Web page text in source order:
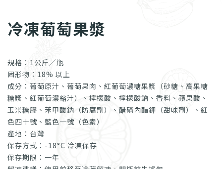
冷凍葡萄果漿
規格：1公斤／瓶
固形物：18% 以上
成分：葡萄原汁、葡萄果肉、紅葡萄濃糖果漿（砂糖、高果糖
糖漿、紅葡萄濃縮汁）、檸檬酸、檸檬酸鈉、香料、蘋果酸、
玉米糖膠、苯甲酸鈉（防腐劑）、醋磺內酯鉀（甜味劑）、紅
色四十號、藍色一號（色素）
產地：台灣
保存方式：-18°C 冷凍保存
保存期限：一年